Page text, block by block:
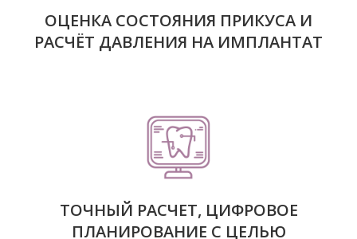
ОЦЕНКА СОСТОЯНИЯ ПРИКУСА И
РАСЧЁТ ДАВЛЕНИЯ НА ИМПЛАНТАТ
ТОЧНЫЙ РАСЧЕТ, ЦИФРОВОЕ
ПЛАНИРОВАНИЕ С ЦЕЛЬЮ